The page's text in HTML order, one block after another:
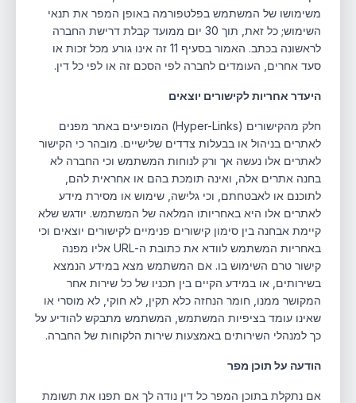
משימושו של המשתמש בפלטפורמה באופן המפר את תנאי
השימוש; כל זאת, תוך 30 יום ממועד קבלת דרישת החברה
לראשונה בכתב. האמור בסעיף ‏‏11 זה אינו גורע מכל זכות או
סעד אחרים, העומדים לחברה לפי הסכם זה או לפי כל דין.
היעדר אחריות לקישורים יוצאים
חלק מהקישורים (Hyper-Links) המופיעים באתר מפנים
לאתרים בניהול או בבעלות צדדים שלישיים. מובהר כי הקישור
לאתרים אלו נעשה אך ורק לנוחות המשתמש וכי החברה לא
בחנה אתרים אלה, ואינה תומכת בהם או אחראית להם,
לתוכנם או לאבטחתם, וכי גלישה, שימוש או מסירת מידע
לאתרים אלו היא באחריותו המלאה של המשתמש. יודגש שלא
קיימת אבחנה בין סימון קישורים פנימיים לקישורים יוצאים וכי
באחריות המשתמש לוודא את כתובת ה-URL אליו מפנה
קישור טרם השימוש בו. אם המשתמש מצא במידע הנמצא
בשירותים, או במידע הקיים בין תכניו של כל שירות אחר
המקושר ממנו, חומר הנחזה כלא תקין, לא חוקי, לא מוסרי או
שאינו עומד בציפיות המשתמש, המשתמש מתבקש להודיע על
כך למנהלי השירותים באמצעות שירות הלקוחות של החברה.
הודעה על תוכן מפר
אם נתקלת בתוכן המפר כל דין נודה לך אם תפנו את תשומת